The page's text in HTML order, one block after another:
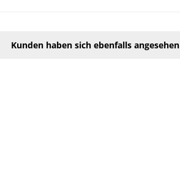
Kunden haben sich ebenfalls angesehen